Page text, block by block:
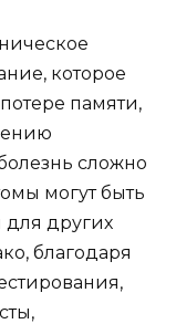
которое
памяти,
сложно
могут быть
других
благодаря